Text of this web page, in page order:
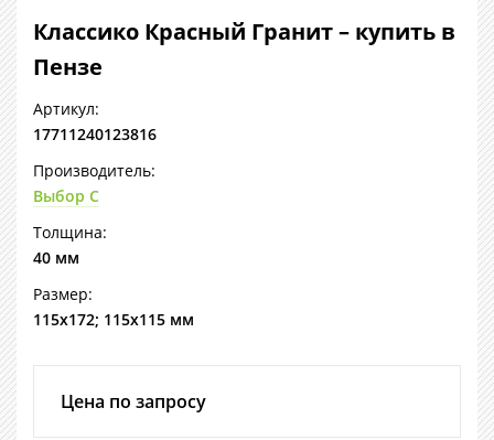
Классико Красный Гранит – купить в
Пензе
Артикул:
17711240123816
Производитель:
Выбор С
Толщина:
40 мм
Размер:
115х172; 115х115 мм
Цена по запросу